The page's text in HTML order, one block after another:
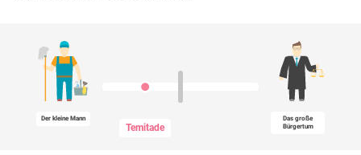
Der kleine Mann
Temitade
Das große
Bürgertum